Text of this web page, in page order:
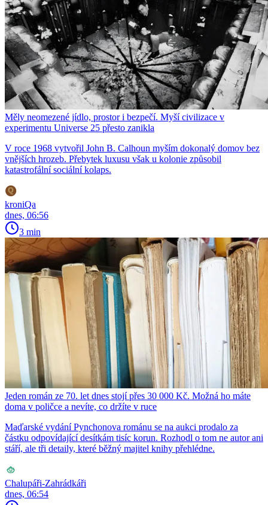
Měly neomezené jídlo, prostor i bezpečí. Myší civilizace v
experimentu Universe 25 přesto zanikla
V roce 1968 vytvořil John B. Calhoun myším dokonalý domov bez
vnějších hrozeb. Přebytek luxusu však u kolonie způsobil
katastrofální sociální kolaps.
kroniQa
dnes, 06:56
3 min
Jeden román ze 70. let dnes stojí přes 30 000 Kč. Možná ho máte
doma v poličce a nevíte, co držíte v ruce
Maďarské vydání Pynchonova románu se na aukci prodalo za
částku odpovídající desítkám tisíc korun. Rozhodl o tom ne autor ani
stáří, ale tři detaily, které běžný majitel knihy přehlédne.
Chalupáři-Zahrádkáři
dnes, 06:54